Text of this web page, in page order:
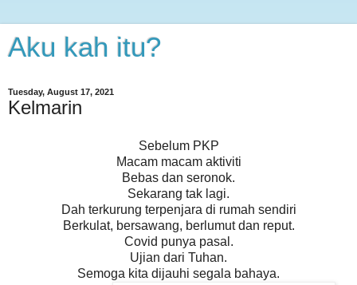
Aku kah itu?
Tuesday, August 17, 2021
Kelmarin
Sebelum PKP
Macam macam aktiviti
Bebas dan seronok.
Sekarang tak lagi.
Dah terkurung terpenjara di rumah sendiri
Berkulat, bersawang, berlumut dan reput.
Covid punya pasal.
Ujian dari Tuhan.
Semoga kita dijauhi segala bahaya.